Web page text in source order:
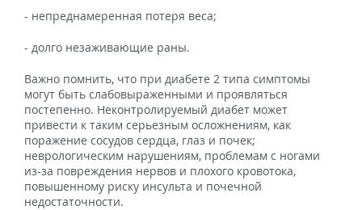
- непреднамеренная потеря веса;
- долго незаживающие раны.
Важно помнить, что при диабете 2 типа симптомы
могут быть слабовыраженными и проявляться
постепенно. Неконтролируемый диабет может
привести к таким серьезным осложнениям, как
поражение сосудов сердца, глаз и почек;
неврологическим нарушениям, проблемам с ногами
из-за повреждения нервов и плохого кровотока,
повышенному риску инсульта и почечной
недостаточности.